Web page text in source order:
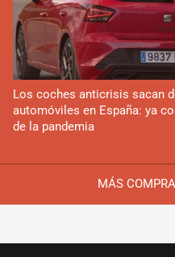
MÁS
Los coches anticrisis sacan
automóviles en España: ya
de la pandemia